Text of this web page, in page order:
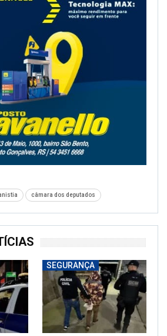
câmara dos deputados
SEGURANÇA